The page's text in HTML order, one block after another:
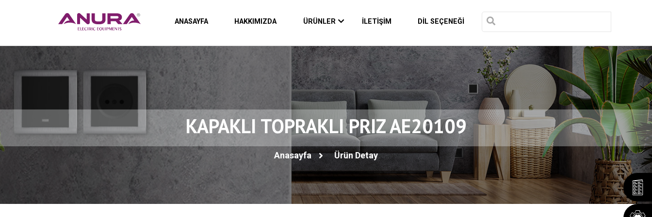
ANASAYFA HAKKIMIZDA ÜRÜNLER İLETİŞİM DİL SEÇENEĞİ
KAPAKLI TOPRAKLI PRIZ AE20109
Anasayfa Ürün Detay